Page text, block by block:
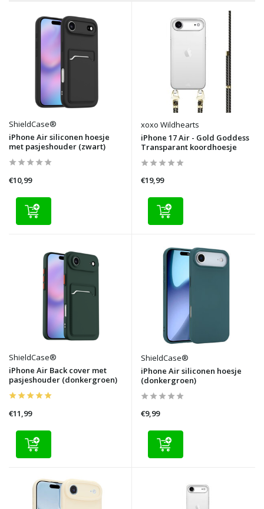
ShieldCase®
iPhone Air siliconen hoesje
met pasjeshouder (zwart)
€10,99
xoxo Wildhearts
iPhone 17 Air - Gold Goddess
Transparant koordhoesje
€19,99
ShieldCase®
iPhone Air Back cover met
pasjeshouder (donkergroen)
€11,99
ShieldCase®
iPhone Air siliconen hoesje
(donkergroen)
€9,99